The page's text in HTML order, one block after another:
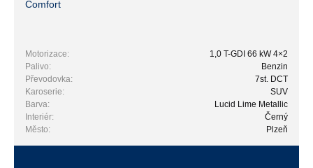
Comfort
Motorizace:
1,0 T-GDI 66 kW 4×2
Palivo:
Benzin
Převodovka:
7st. DCT
Karoserie:
SUV
Barva:
Lucid Lime Metallic
Interiér:
Černý
Město:
Plzeň